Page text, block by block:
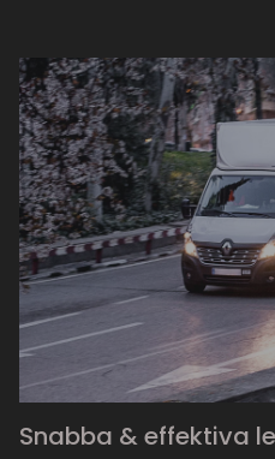
Snabba & effektiva